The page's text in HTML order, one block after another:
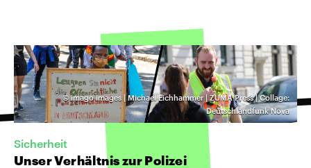
©imago images | Michael Eichhammer | ZUMA Press | Collage:
Deutschlandfunk Nova
Sicherheit
Unser Verhältnis zur Polizei